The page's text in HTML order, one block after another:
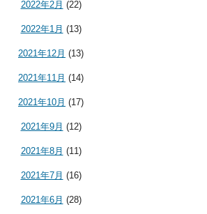
2022年2月 (22)
2022年1月 (13)
2021年12月 (13)
2021年11月 (14)
2021年10月 (17)
2021年9月 (12)
2021年8月 (11)
2021年7月 (16)
2021年6月 (28)